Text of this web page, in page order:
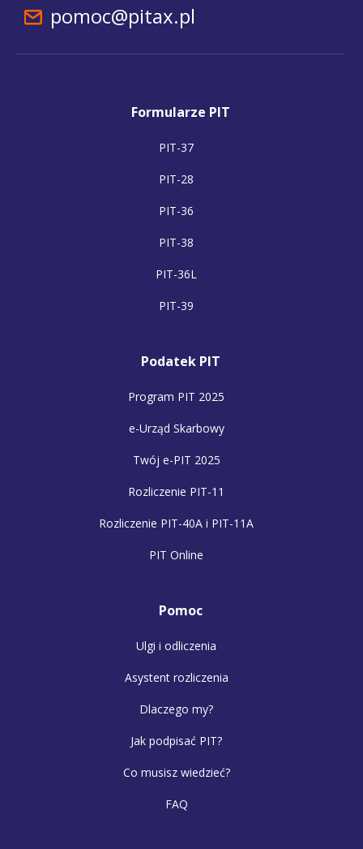
pomoc@pitax.pl
Formularze PIT
PIT-37
PIT-28
PIT-36
PIT-38
PIT-36L
PIT-39
Podatek PIT
Program PIT 2025
e-Urząd Skarbowy
Twój e-PIT 2025
Rozliczenie PIT-11
Rozliczenie PIT-40A i PIT-11A
PIT Online
Pomoc
Ulgi i odliczenia
Asystent rozliczenia
Dlaczego my?
Jak podpisać PIT?
Co musisz wiedzieć?
FAQ